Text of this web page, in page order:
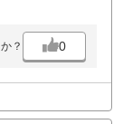
ので渋滞発生
ので、思い切っ
切った運営にし
ので、もう行きた
？ 0